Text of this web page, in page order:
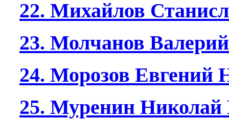
22. Михайлов
23. Молчанов
24. Морозов Евгений
25. Муренин